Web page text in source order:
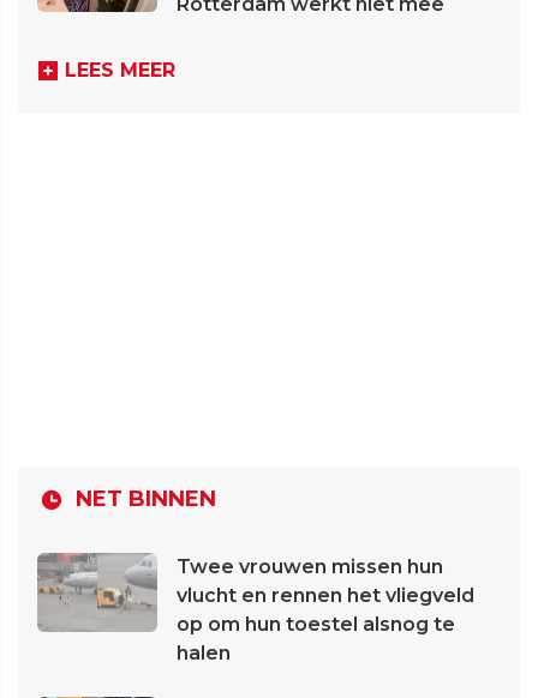
LEES MEER
NET BINNEN
Twee vrouwen missen hun
vlucht en rennen het vliegveld
op om hun toestel alsnog te
halen